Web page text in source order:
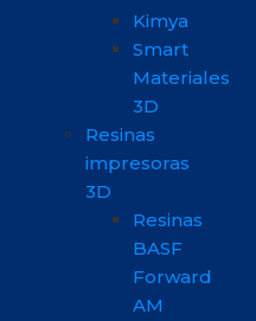
Kimya
Smart
Materiales
3D
Resinas
impresoras
3D
Resinas
BASF
Forward
AM